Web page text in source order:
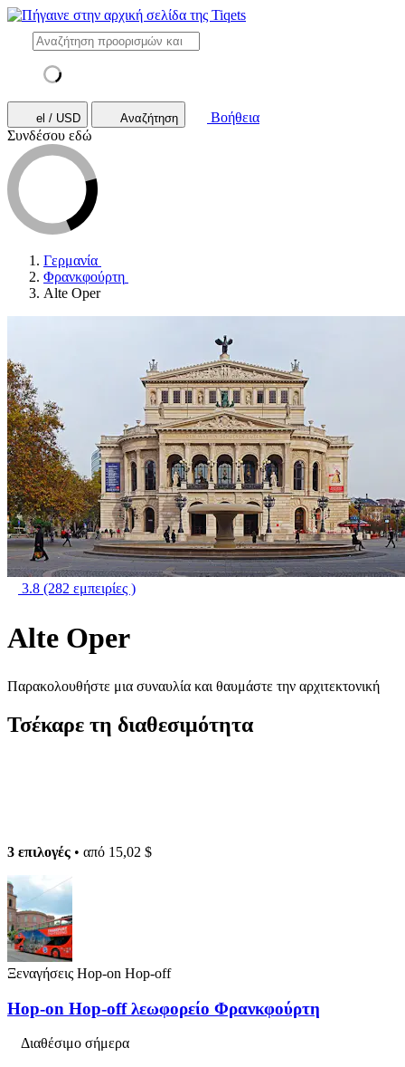
el / USD Αναζήτηση
Βοήθεια
Συνδέσου εδώ
Γερμανία
Φρανκφούρτη
Alte Oper
3.8 (282 εμπειρίες )
Alte Oper
Παρακολουθήστε μια συναυλία και θαυμάστε την αρχιτεκτονική
Τσέκαρε τη διαθεσιμότητα
3 επιλογές • από 15,02 $
Ξεναγήσεις Hop-on Hop-off
Hop-on Hop-off λεωφορείο Φρανκφούρτη
Διαθέσιμο σήμερα